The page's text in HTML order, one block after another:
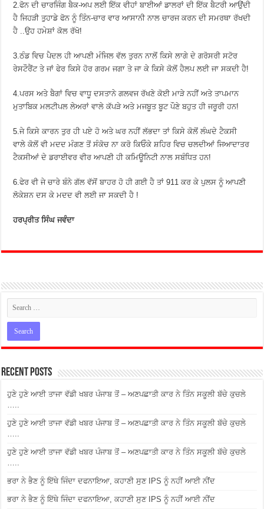
2.ਫੋਨ ਦੀ ਚਾਰਜਿੰਗ ਬੈਕ-ਅਪ ਲਈ ਇੱਕ ਵੀਹਾਂ ਬਾਈਆਂ ਡਾਲਰਾਂ ਦੀ ਇੱਕ ਬੈਟਰੀ ਆਉਂਦੀ
ਹੈ ਜਿਹੜੀ ਤੁਹਾਡੇ ਫੋਨ ਨੂੰ ਤਿੰਨ-ਚਾਰ ਵਾਰ ਆਸਾਨੀ ਨਾਲ ਚਾਰਜ ਕਰਨ ਦੀ ਸਮਰਥਾ ਰੱਖਦੀ
ਹੈ ..ਉਹ ਹਮੇਸ਼ਾਂ ਕੋਲ ਰੱਖੋ!
3.ਠੰਡ ਵਿਚ ਪੈਦਲ ਹੀ ਆਪਣੀ ਮੰਜਿਲ ਵੱਲ ਤੁਰਨ ਨਾਲੋਂ ਕਿਸੇ ਲਾਗੇ ਦੇ ਗਰੋਸਰੀ ਸਟੋਰ
ਰੇਸਟੌਰੈਂਟ ਤੇ ਜਾਂ ਫੇਰ ਕਿਸੇ ਹੋਰ ਗਰਮ ਜਗਾ ਤੇ ਜਾ ਕੇ ਕਿਸੇ ਕੋਲੋਂ ਹੈਲਪ ਲਈ ਜਾ ਸਕਦੀ ਹੈ!
4.ਪਰਸ ਅਤੇ ਬੈਗਾਂ ਵਿਚ ਵਾਧੂ ਦਸਤਾਨੇ ਗਲਵਜ ਰੱਖਣੇ ਕੋਈ ਮਾੜੇ ਨਹੀਂ ਅਤੇ ਤਾਪਮਾਨ
ਮੁਤਾਬਿਕ ਮਲਟੀਪਲ ਲੇਅਰਾਂ ਵਾਲੇ ਕੱਪੜੇ ਅਤੇ ਮਜਬੂਤ ਬੂਟ ਪੌਣੇ ਬਹੁਤ ਹੀ ਜਰੂਰੀ ਹਨ!
5.ਜੇ ਕਿਸੇ ਕਾਰਨ ਤੁਰ ਹੀ ਪਏ ਹੋ ਅਤੇ ਘਰ ਨਹੀਂ ਲੱਭਦਾ ਤਾਂ ਕਿਸੇ ਕੋਲੋਂ ਲੰਘਦੇ ਟੈਕਸੀ
ਵਾਲੇ ਕੋਲੋਂ ਵੀ ਮਦਦ ਮੰਗਣ ਤੋਂ ਸੰਕੋਚ ਨਾ ਕਰੋ ਕਿਓੰਕੇ ਸ਼ਹਿਰ ਵਿਚ ਚਲਦੀਆਂ ਜਿਆਦਾਤਰ
ਟੈਕਸੀਆਂ ਦੇ ਡਰਾਈਵਰ ਵੀਰ ਆਪਣੀ ਹੀ ਕਮਿਊਨਿਟੀ ਨਾਲ ਸਬੰਧਿਤ ਹਨ!
6.ਫੇਰ ਵੀ ਜੇ ਚਾਰੇ ਬੰਨੇ ਗੱਲ ਵੱਸੋਂ ਬਾਹਰ ਹੋ ਹੀ ਗਈ ਹੈ ਤਾਂ 911 ਕਰ ਕੇ ਪੁਲਸ ਨੂੰ ਆਪਣੀ
ਲੋਕੇਸ਼ਨ ਦਸ ਕੇ ਮਦਦ ਵੀ ਲਈ ਜਾ ਸਕਦੀ ਹੈ !
ਹਰਪ੍ਰੀਤ ਸਿੰਘ ਜਵੰਦਾ
Recent Posts
ਹੁਣੇ ਹੁਣੇ ਆਈ ਤਾਜਾ ਵੱਡੀ ਖਬਰ ਪੰਜਾਬ ਤੋਂ – ਅਣਪਛਾਤੀ ਕਾਰ ਨੇ ਤਿੰਨ ਸਕੂਲੀ ਬੱਚੇ ਕੁਚਲੇ
…..
ਹੁਣੇ ਹੁਣੇ ਆਈ ਤਾਜਾ ਵੱਡੀ ਖਬਰ ਪੰਜਾਬ ਤੋਂ – ਅਣਪਛਾਤੀ ਕਾਰ ਨੇ ਤਿੰਨ ਸਕੂਲੀ ਬੱਚੇ ਕੁਚਲੇ
…..
ਹੁਣੇ ਹੁਣੇ ਆਈ ਤਾਜਾ ਵੱਡੀ ਖਬਰ ਪੰਜਾਬ ਤੋਂ – ਅਣਪਛਾਤੀ ਕਾਰ ਨੇ ਤਿੰਨ ਸਕੂਲੀ ਬੱਚੇ ਕੁਚਲੇ
…..
ਭਰਾ ਨੇ ਭੈਣ ਨੂੰ ਇੱਥੇ ਜਿੰਦਾ ਦਫਨਾਇਆ, ਕਹਾਣੀ ਸੁਣ IPS ਨੂੰ ਨਹੀਂ ਆਈ ਨੀਂਦ
ਭਰਾ ਨੇ ਭੈਣ ਨੂੰ ਇੱਥੇ ਜਿੰਦਾ ਦਫਨਾਇਆ, ਕਹਾਣੀ ਸੁਣ IPS ਨੂੰ ਨਹੀਂ ਆਈ ਨੀਂਦ